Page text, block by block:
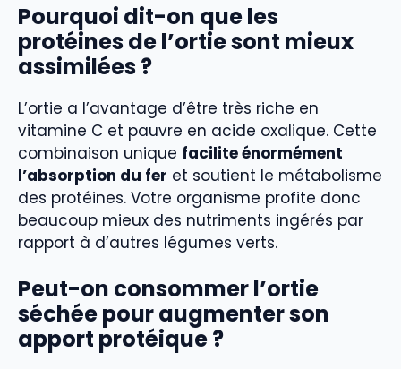
Pourquoi dit-on que les
protéines de l’ortie sont mieux
assimilées ?
L’ortie a l’avantage d’être très riche en
vitamine C et pauvre en acide oxalique. Cette
combinaison unique facilite énormément
l’absorption du fer et soutient le métabolisme
des protéines. Votre organisme profite donc
beaucoup mieux des nutriments ingérés par
rapport à d’autres légumes verts.
Peut-on consommer l’ortie
séchée pour augmenter son
apport protéique ?